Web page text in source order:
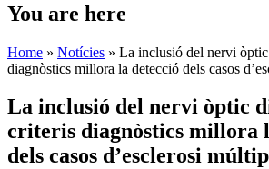
You are here
Home » Notícies » La inclusió del nervi
diagnòstics millora la detecció dels casos
La inclusió del nervi òptic
criteris diagnòstics millora
dels casos d’esclerosi